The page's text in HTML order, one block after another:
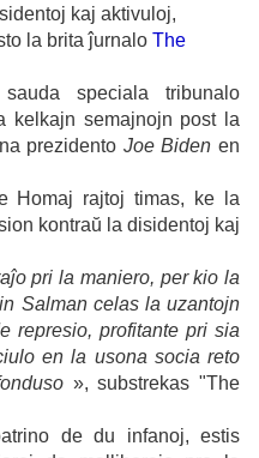
kaj aktivuloj,
la brita ĵurnalo The
speciala tribunalo
kelkajn semajnojn post la
prezidento Joe Biden en
Homaj rajtoj timas, ke la
kontraŭ la disidentoj kaj
pri la maniero, per kio la
Salman celas la uzantojn
represio, profitante pri sia
en la usona socia reto
», substrekas "The
de du infanoj, estis